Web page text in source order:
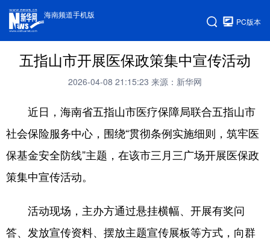
海南频道手机版
PC版本
五指山市开展医保政策集中宣传活动
2026-04-08 21:15:23 来源：新华网
近日，海南省五指山市医疗保障局联合五指山市
社会保险服务中心，围绕“贯彻条例实施细则，筑牢医
保基金安全防线”主题，在该市三月三广场开展医保政
策集中宣传活动。
活动现场，主办方通过悬挂横幅、开展有奖问
答、发放宣传资料、摆放主题宣传展板等方式，向群